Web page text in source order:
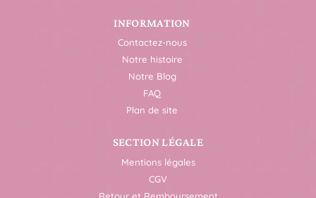
INFORMATION
Contactez-nous
Notre histoire
Notre Blog
FAQ
Plan de site
SECTION LÉGALE
Mentions légales
CGV
Retour et Remboursement